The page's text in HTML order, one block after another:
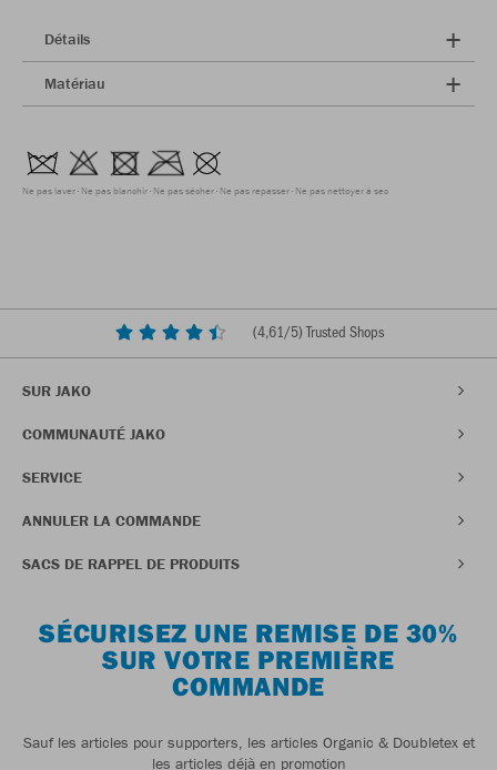
Détails
Matériau
Ne pas laver Ne pas blanchir Ne pas sécher Ne pas repasser Ne pas nettoyer à sec
(4,61/5) Trusted Shops
SUR JAKO
COMMUNAUTÉ JAKO
SERVICE
ANNULER LA COMMANDE
SACS DE RAPPEL DE PRODUITS
SÉCURISEZ UNE REMISE DE 30%
SUR VOTRE PREMIÈRE
COMMANDE
Sauf les articles pour supporters, les articles Organic & Doubletex et
les articles déjà en promotion